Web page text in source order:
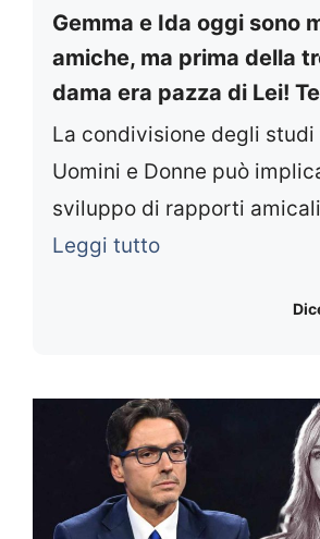
Gemma e Ida oggi sono
amiche, ma prima della
dama era pazza di Lei!
La condivisione degli
Uomini e Donne può
sviluppo di rapporti
Leggi tutto